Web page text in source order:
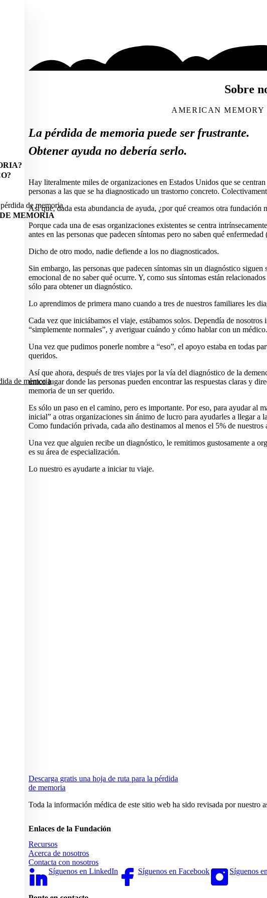
de memoria
MEMORIA
de memoria
Sobre
AMERICAN MEMORY
La pérdida de memoria puede ser frustrante.
Obtener ayuda no debería serlo.
Hay literalmente miles de organizaciones en Estados Unidos que se
personas a las que se ha diagnosticado un trastorno concreto.
Así que, dada esta abundancia de ayuda, ¿por qué creamos otra fundación
Porque cada una de esas organizaciones existentes se centra
antes en las personas que padecen síntomas pero no saben qué
Dicho de otro modo, nadie defiende a los no diagnosticados.
Sin embargo, las personas que padecen síntomas sin un diagnóstico
emocional de no saber qué ocurre. Y, como sus síntomas están
sólo para obtener un diagnóstico.
Lo aprendimos de primera mano cuando a tres de nuestros familiares les
Cada vez que iniciábamos el viaje, estábamos solos. Dependía de
“simplemente normales”, y averiguar cuándo y cómo hablar con un médico.
Una vez que pudimos ponerle nombre a “eso”, el apoyo estaba en todas
queridos.
Así que ahora, después de tres viajes por la vía del diagnóstico de la
único lugar donde las personas pueden encontrar las respuestas claras y
memoria de un ser querido.
Es sólo un paso en el camino, pero es importante. Por eso, para ayudar al
inicial” a otras organizaciones sin ánimo de lucro para ayudarles a llegar
Como fundación privada, cada año destinamos al menos el 5% de nuestros
Una vez que alguien recibe un diagnóstico, le remitimos gustosamente a
es su área de especialización.
Lo nuestro es ayudarte a iniciar tu viaje.
Descarga gratis una hoja de ruta para la pérdida
de memoria
Toda la información médica de este sitio web ha sido revisada por
Enlaces de la Fundación
Recursos
Acerca de nosotros
Contacta con nosotros
Síguenos en LinkedIn
Síguenos en Facebook Síguenos